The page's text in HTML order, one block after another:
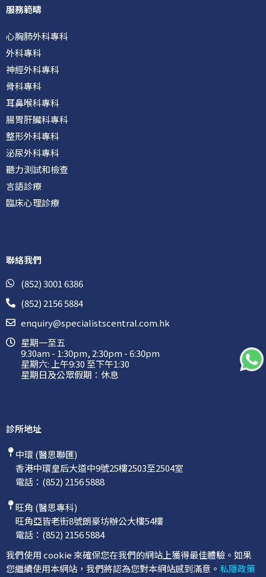
我們使用 cookie 來確保您在我們的網站上獲得最佳體驗。如果
您繼續使用本網站，我們將認為您對本網站感到滿意。 私隱政策
p
p
服務範疇
心胸肺外科專科
外科專科
神經外科專科
骨科專科
耳鼻喉科專科
腸胃肝臟科專科
整形外科專科
泌尿外科專科
聽力測試和檢查
言語診療
臨床心理診療
聯絡我們
(852) 3001 6386
(852) 2156 5884
enquiry@specialistscentral.com.hk
星期一至五
9:30am - 1:30pm, 2:30pm - 6:30pm
星期六: 上午9:30 至下午1:30
星期日及公眾假期：休息
診所地址
中環 (醫思聯匯)
香港中環皇后大道中9號25樓2503至2504室
電話： (852) 2156 5888
旺角 (醫思專科)
旺角亞皆老街8號朗豪坊辦公大樓54樓
電話： (852) 2156 5884